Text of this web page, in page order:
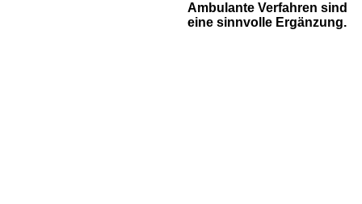
Ambulante Verfahren sind
eine sinnvolle Ergänzung.